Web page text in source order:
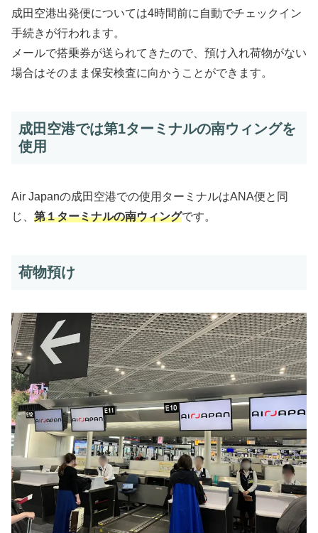
成田空港出発便については4時間前に自動でチェックイン
手続きが行われます。
メールで搭乗券が送られてきたので、預け入れ荷物がない
場合はそのまま保安検査に向かうことができます。
成田空港では第1ターミナルの南ウィングを
使用
Air Japanの成田空港での使用ターミナルはANA便と同
じ、 第１ターミナルの南ウィングです。
荷物預け